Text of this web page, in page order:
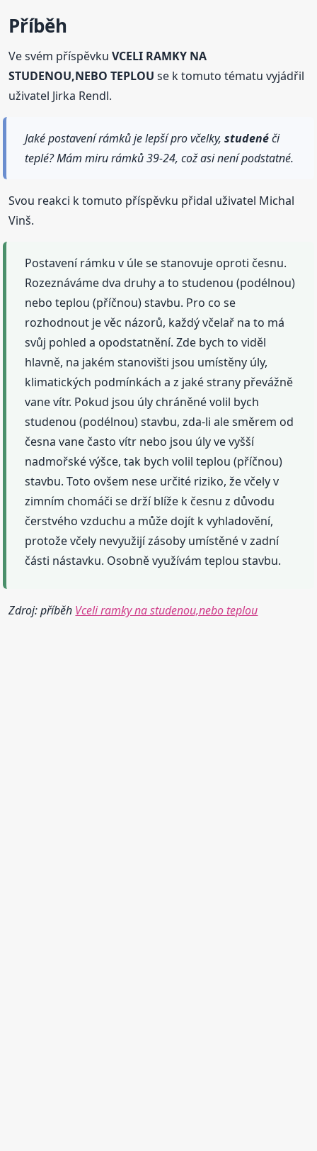
Příběh
Ve svém příspěvkuVCELI RAMKY NA
STUDENOU,NEBO TEPLOU se k tomuto tématu vyjádřil
uživatel Jirka Rendl.
Jaké postavení rámků je lepší pro včelky,studenéči
teplé? Mám miru rámků 39-24, což asi není podstatné.
Svou reakci k tomuto příspěvku přidal uživatel Michal
Vinš.
Postavení rámku v úle se stanovuje oproti česnu.
Rozeznáváme dva druhy a to studenou (podélnou)
nebo teplou (příčnou) stavbu. Pro co se
rozhodnout je věc názorů, každý včelař na to má
svůj pohled a opodstatnění. Zde bych to viděl
hlavně, na jakém stanovišti jsou umístěny úly,
klimatických podmínkách a z jaké strany převážně
vane vítr. Pokud jsou úly chráněné volil bych
studenou (podélnou) stavbu, zda-li ale směrem od
česna vane často vítr nebo jsou úly ve vyšší
nadmořské výšce, tak bych volil teplou (příčnou)
stavbu. Toto ovšem nese určité riziko, že včely v
zimním chomáči se drží blíže k česnu z důvodu
čerstvého vzduchu a může dojít k vyhladovění,
protože včely nevyužijí zásoby umístěné v zadní
části nástavku. Osobně využívám teplou stavbu.
Zdroj: příběh Vceli ramky na studenou,nebo teplou